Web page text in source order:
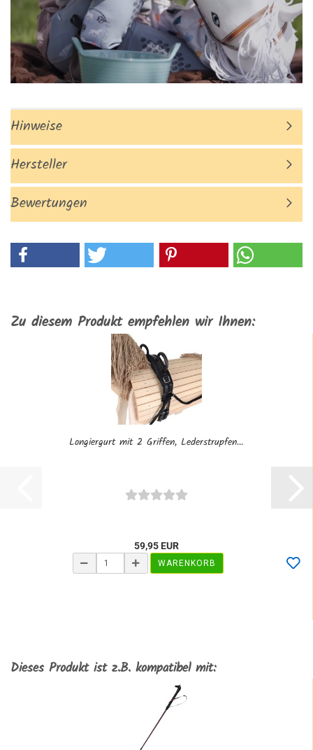
Hinweise
Hersteller
Bewertungen
Zu diesem Produkt empfehlen wir Ihnen:
Longiergurt mit 2 Griffen, Lederstrupfen...
59,95 EUR
WARENKORB
Dieses Produkt ist z.B. kompatibel mit: